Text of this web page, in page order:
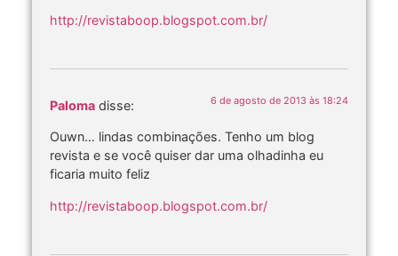
http://revistaboop.blogspot.com.br/
Paloma disse: 6 de agosto de 2013 às 18:24
Ouwn… lindas combinações. Tenho um blog
revista e se você quiser dar uma olhadinha eu
ficaria muito feliz
http://revistaboop.blogspot.com.br/